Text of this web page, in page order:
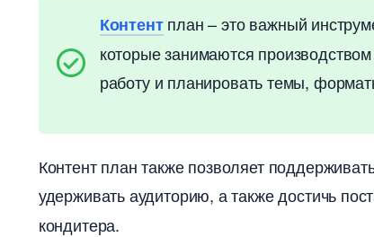
Контентплан – это важный
которые занимаются
работу и планировать темы,
Контент план также позволяет
удерживать аудиторию, а также достичь
кондитера.